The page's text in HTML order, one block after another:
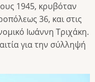
1945, κρυβόταν
36, και στις
Ιωάννη Τριχάκη.
για την σύλληψή